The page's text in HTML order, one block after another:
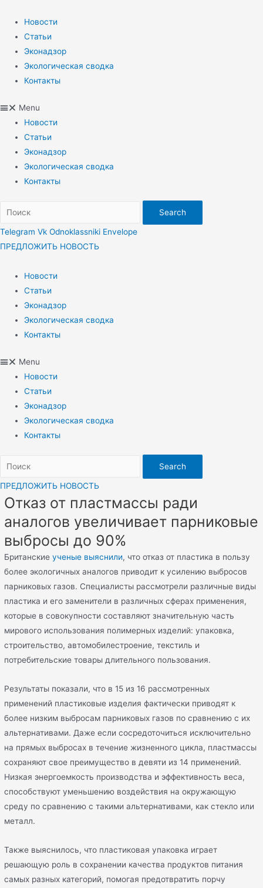
содержимому
Новости
Статьи
Эконадзор
Экологическая сводка
Контакты
Menu
Новости
Статьи
Эконадзор
Экологическая сводка
Контакты
Search
Telegram Vk Odnoklassniki Envelope
ПРЕДЛОЖИТЬ НОВОСТЬ
Новости
Статьи
Эконадзор
Экологическая сводка
Контакты
Menu
Новости
Статьи
Эконадзор
Экологическая сводка
Контакты
Search
ПРЕДЛОЖИТЬ НОВОСТЬ
Отказ от пластмассы ради
аналогов увеличивает парниковые
выбросы до 90%
Британскиеученые выяснили, что отказ от пластика в пользу
более экологичных аналогов приводит к усилению выбросов
парниковых газов. Специалисты рассмотрели различные виды
пластика и его заменители в различных сферах применения,
которые в совокупности составляют значительную часть
мирового использования полимерных изделий: упаковка,
строительство, автомобилестроение, текстиль и
потребительские товары длительного пользования.
Результаты показали, что в 15 из 16 рассмотренных
применений пластиковые изделия фактически приводят к
более низким выбросам парниковых газов по сравнению с их
альтернативами. Даже если сосредоточиться исключительно
на прямых выбросах в течение жизненного цикла, пластмассы
сохраняют свое преимущество в девяти из 14 применений.
Низкая энергоемкость производства и эффективность веса,
способствуют уменьшению воздействия на окружающую
среду по сравнению с такими альтернативами, как стекло или
металл.
Также выяснилось, что пластиковая упаковка играет
решающую роль в сохранении качества продуктов питания
самых разных категорий, помогая предотвратить порчу